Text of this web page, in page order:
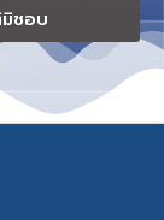
มิชอบ